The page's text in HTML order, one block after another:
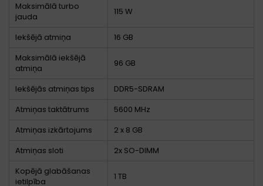
Maksimālā turbo
jauda
115 W
Iekšējā atmiņa
16 GB
Maksimālā iekšējā
atmiņa
96 GB
Iekšējās atmiņas tips
DDR5-SDRAM
Atmiņas taktātrums
5600 MHz
Atmiņas izkārtojums
2 x 8 GB
Atmiņas sloti
2x SO-DIMM
Kopējā glabāšanas
ietilpība
1 TB